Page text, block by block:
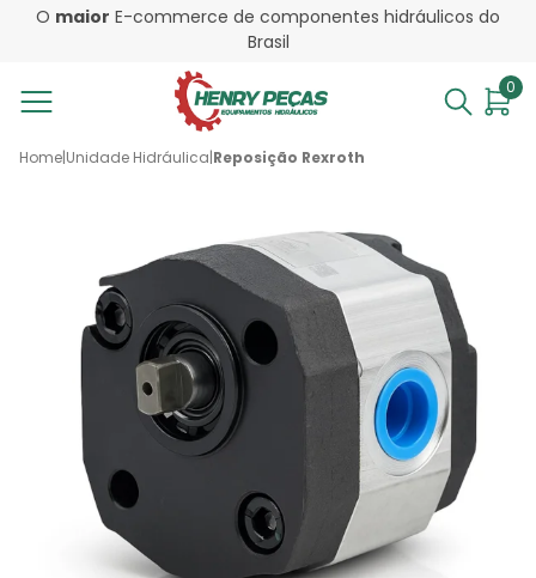
O maior E-commerce de componentes hidráulicos do
Brasil
0
Home|Unidade Hidráulica|Reposição Rexroth